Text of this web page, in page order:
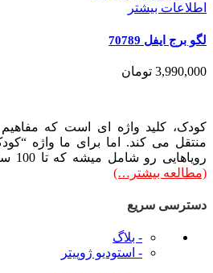
اطلاعات بیشتر
لگو برج ایفل 70789
3,990,000 تومان
کودک، کلید واژه ای است که
منتقل می کند. اما برای ما واژه
رویاهایی رو شامل میشه که تا 100 سالگی همراه انسان هاست.
(مطالعه بیشتر…)
دسترسی سریع
- بلاگ
- استودیو ژوپیتر